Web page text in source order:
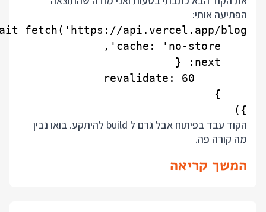
הפתיעה אותי:
})
הקוד עבד בפיתוח אבל גרם ל build להיתקע. בואו נבין
מה קורה פה.
המשך קריאה